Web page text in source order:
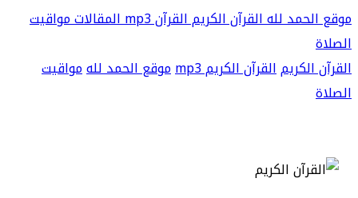
موقع الحمد للهالقرآن الكريمالقرآن mp3 المقالاتمواقيت
الصلاة
القرآن الكريمالقرآن الكريم mp3 موقع الحمد للهمواقيت
الصلاة